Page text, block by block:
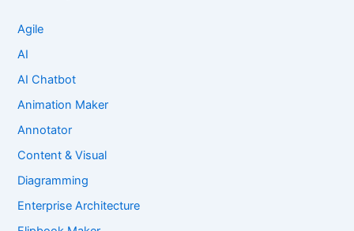
Agile
AI
AI Chatbot
Animation Maker
Annotator
Content & Visual
Diagramming
Enterprise Architecture